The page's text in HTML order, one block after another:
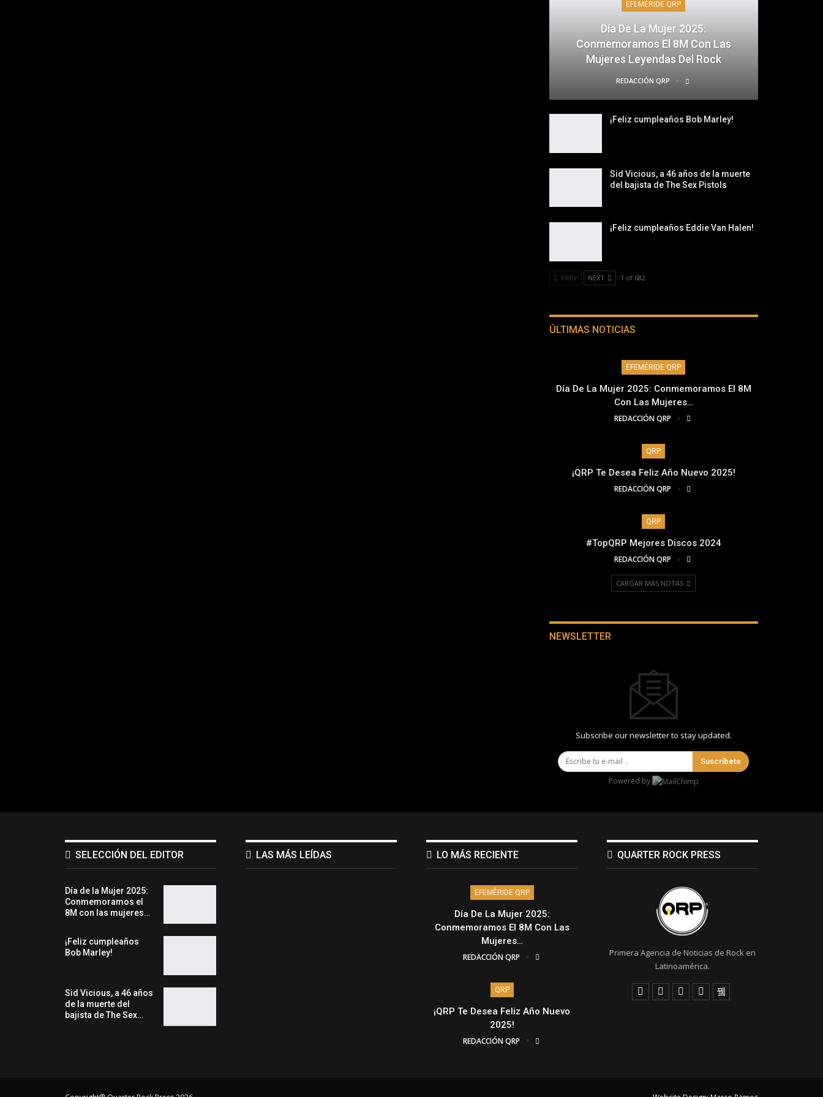
EFEMÉRIDE QRP
Día De La Mujer 2025:
Conmemoramos El 8M Con Las
Mujeres Leyendas Del Rock
REDACCIÓN QRP
¡Feliz cumpleaños Bob Marley!
Sid Vicious, a 46 años de la muerte
del bajista de The Sex Pistols
¡Feliz cumpleaños Eddie Van Halen!
PREV NEXT 1 of 682
ÚLTIMAS NOTICIAS
EFEMÉRIDE QRP
Día De La Mujer 2025: Conmemoramos El 8M
Con Las Mujeres…
REDACCIÓN QRP
QRP
¡QRP Te Desea Feliz Año Nuevo 2025!
REDACCIÓN QRP
QRP
#TopQRP Mejores Discos 2024
REDACCIÓN QRP
CARGAR MÁS NOTAS
NEWSLETTER
Subscribe our newsletter to stay updated.
Suscríbete
Powered by
SELECCIÓN DEL EDITOR
Día de la Mujer 2025:
Conmemoramos el
8M con las mujeres…
¡Feliz cumpleaños
Bob Marley!
Sid Vicious, a 46 años
de la muerte del
bajista de The Sex…
LAS MÁS LEÍDAS LO MÁS RECIENTE
EFEMÉRIDE QRP
Día De La Mujer 2025:
Conmemoramos El 8M Con Las
Mujeres…
REDACCIÓN QRP
QRP
¡QRP Te Desea Feliz Año Nuevo
2025!
REDACCIÓN QRP
QUARTER ROCK PRESS
Primera Agencia de Noticias de Rock en
Latinoamérica.